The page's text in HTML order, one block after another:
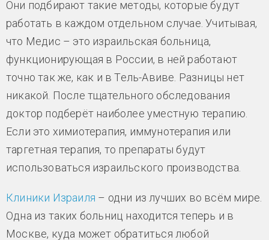
Они подбирают такие методы, которые будут
работать в каждом отдельном случае. Учитывая,
что Медис – это израильская больница,
функционирующая в России, в ней работают
точно так же, как и в Тель-Авиве. Разницы нет
никакой. После тщательного обследования
доктор подберёт наиболее уместную терапию.
Если это химиотерапия, иммунотерапия или
таргетная терапия, то препараты будут
использоваться израильского производства.
Клиники Израиля – одни из лучших во всём мире.
Одна из таких больниц находится теперь и в
Москве, куда может обратиться любой